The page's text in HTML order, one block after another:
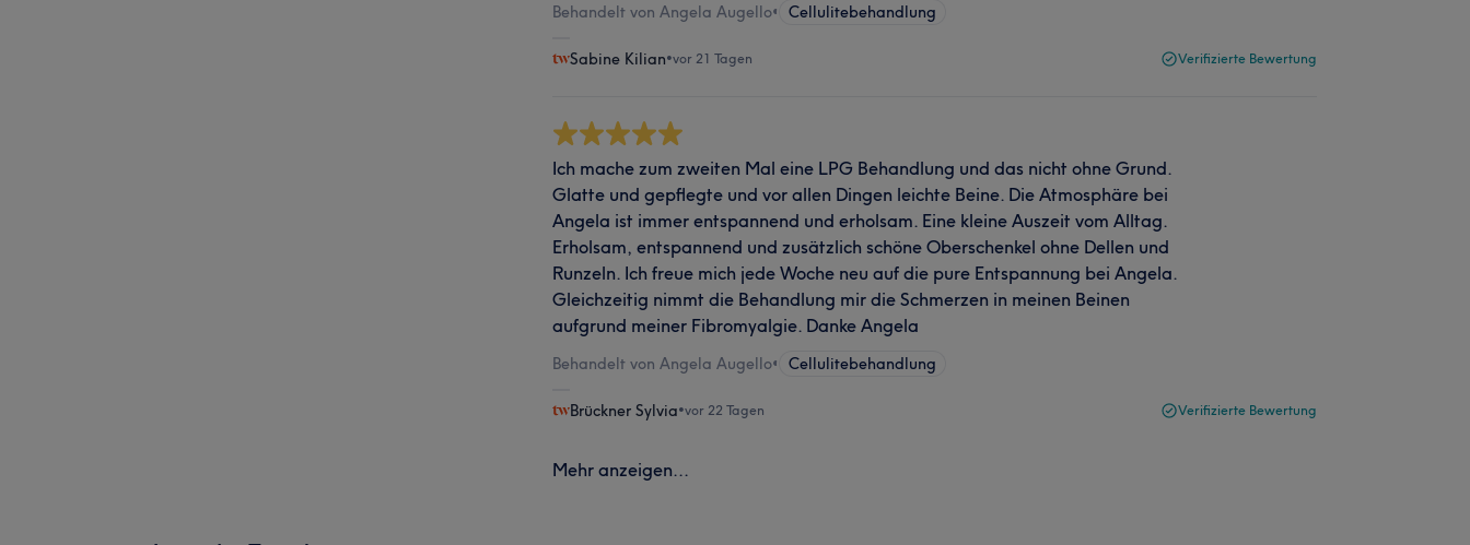
Behandelt von Angela Augello• Cellulitebehandlung
Sabine Kilian•vor 21 Tagen Verifizierte Bewertung
Ich mache zum zweiten Mal eine LPG Behandlung und das nicht ohne Grund.
Glatte und gepflegte und vor allen Dingen leichte Beine. Die Atmosphäre bei
Angela ist immer entspannend und erholsam. Eine kleine Auszeit vom Alltag.
Erholsam, entspannend und zusätzlich schöne Oberschenkel ohne Dellen und
Runzeln. Ich freue mich jede Woche neu auf die pure Entspannung bei Angela.
Gleichzeitig nimmt die Behandlung mir die Schmerzen in meinen Beinen
aufgrund meiner Fibromyalgie. Danke Angela
Behandelt von Angela Augello• Cellulitebehandlung
Brückner Sylvia•vor 22 Tagen Verifizierte Bewertung
Mehr anzeigen...